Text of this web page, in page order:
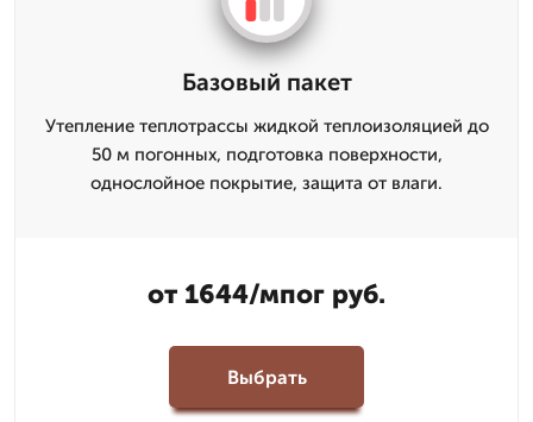
Базовый пакет
Утепление теплотрассы жидкой теплоизоляцией до
50 м погонных, подготовка поверхности,
однослойное покрытие, защита от влаги.
от 1644/мпог руб.
Выбрать